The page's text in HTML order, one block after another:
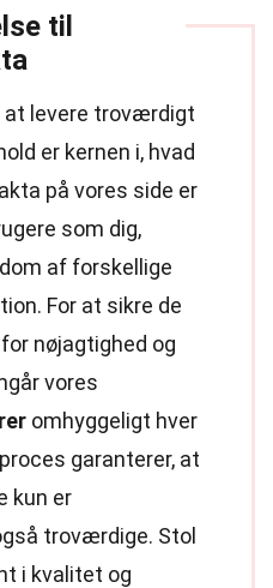
til
at levere troværdigt
er kernen i, hvad
på vores side er
som dig,
af forskellige
For at sikre de
for nøjagtighed og
vores
omhyggeligt hver
garanterer, at
kun er
troværdige. Stol
i kvalitet og